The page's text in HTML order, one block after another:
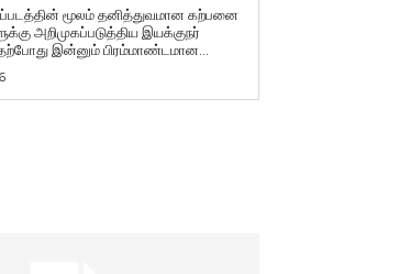
மூலம் தனித்துவமான கற்பனை
அறிமுகப்படுத்திய இயக்குநர்
தற்போது இன்னும் பிரம்மாண்டமான...